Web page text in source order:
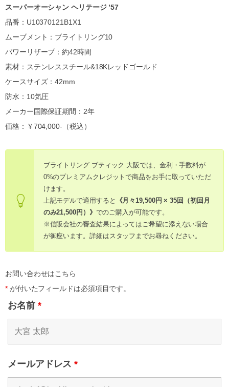
スーパーオーシャン ヘリテージ ’57
品番：U10370121B1X1
ムーブメント：ブライトリング10
パワーリザーブ：約42時間
素材：ステンレススチール&18Kレッドゴールド
ケースサイズ：42mm
防水：10気圧
メーカー国際保証期間：2年
価格：￥704,000-（税込）
ブライトリング ブティック 大阪では、金利・手数料が
0%のプレミアムクレジットで商品をお手に取っていただ
けます。
上記モデルで適用すると
《月々19,500円 × 35回（初回月
のみ21,500円）》 でのご購入が可能です。
※信販会社の審査結果によってはご希望に添えない場合
が御座います。詳細はスタッフまでお尋ねください。
お問い合わせはこちら
*が付いたフィールドは必須項目です。
お名前 *
メールアドレス*